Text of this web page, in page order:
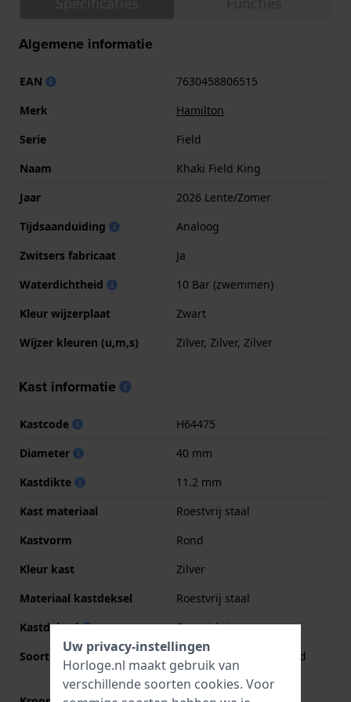
Algemene informatie
EAN
7630458806515
Merk
Hamilton
Serie
Field
Naam
Khaki Field King
Jaar
2026 Lente/Zomer
Tijdsaanduiding
Analoog
Zwitsers fabricaat
Ja
Waterdichtheid
10 Bar (zwemmen)
Kleur wijzerplaat
Zwart
Wijzer kleuren (u,m,s)
Zilver, Zilver, Zilver
Kast informatie
Kastcode
H64475
Diameter
40 mm
Kastdikte
11.2 mm
Kast materiaal
Roestvrij staal
Kastvorm
Rond
Kleur kast
Zilver
Materiaal kastdeksel
Roestvrij staal
Kastdeksel
Doorzichtig
Soort glas
Enkelvoudig ontspiegeld
saffierglas
Uw privacy-instellingen
Horloge.nl maakt gebruik van
verschillende soorten cookies. Voor